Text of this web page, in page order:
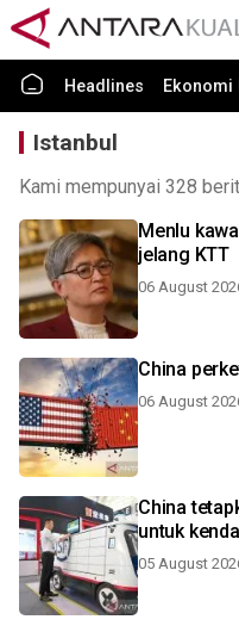
Headlines Ekonomi
Istanbul
Kami mempunyai 328
Menlu
jelang KTT
06 August
China
06 August
China
untuk
05 August